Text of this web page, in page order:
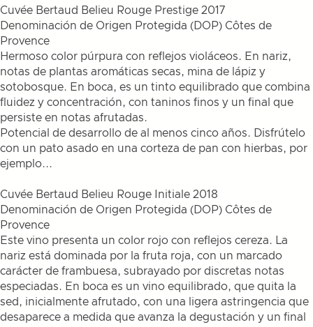
Cuvée Bertaud Belieu Rouge Prestige 2017
Denominación de Origen Protegida (DOP) Côtes de
Provence
Hermoso color púrpura con reflejos violáceos. En nariz,
notas de plantas aromáticas secas, mina de lápiz y
sotobosque. En boca, es un tinto equilibrado que combina
fluidez y concentración, con taninos finos y un final que
persiste en notas afrutadas.
Potencial de desarrollo de al menos cinco años. Disfrútelo
con un pato asado en una corteza de pan con hierbas, por
ejemplo...
Cuvée Bertaud Belieu Rouge Initiale 2018
Denominación de Origen Protegida (DOP) Côtes de
Provence
Este vino presenta un color rojo con reflejos cereza. La
nariz está dominada por la fruta roja, con un marcado
carácter de frambuesa, subrayado por discretas notas
especiadas. En boca es un vino equilibrado, que quita la
sed, inicialmente afrutado, con una ligera astringencia que
desaparece a medida que avanza la degustación y un final